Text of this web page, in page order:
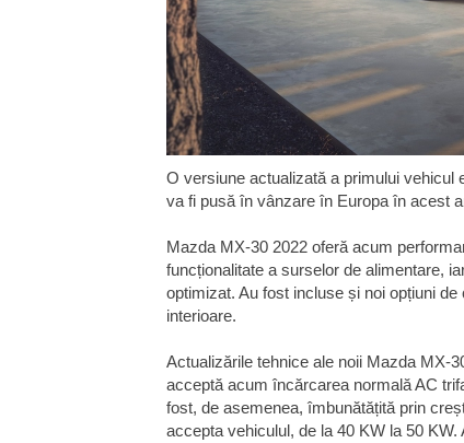
O versiune actualizată a primului vehicul
va fi pusă în vânzare în Europa în acest
Mazda MX-30 2022 oferă acum
funcționalitate a surselor de alimentare,
optimizat. Au fost incluse și noi opțiuni
interioare.
Actualizările tehnice ale noii Mazda MX-
acceptă acum încărcarea normală AC
fost, de asemenea, îmbunătățită prin
accepta vehiculul, de la 40 KW la 50